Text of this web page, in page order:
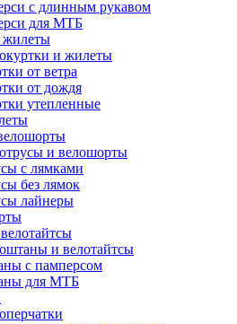
с длинным рукавом
для МТБ
жилеты
и жилеты
от ветра
от дождя
утепленные
и велошорты
с лямками
без лямок
лайнеры
и велотайтсы
с памперсом
для МТБ